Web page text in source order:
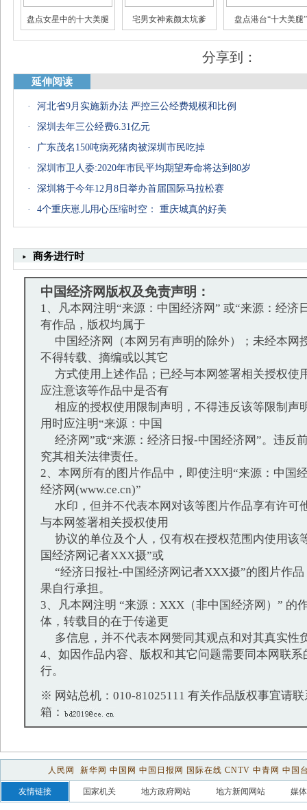
盘点女星中的十大美腿 宅男女神素颜太坑爹 盘点港台“十大美腿”
分享到：
延伸阅读
·
河北省9月实施新办法 严控三公经费规模和比例
·
深圳去年三公经费6.31亿元
·
广东茂名150吨病死猪肉被深圳市民吃掉
·
深圳市卫人委:2020年市民平均期望寿命将达到80岁
·
深圳将于今年12月8日举办首届国际马拉松赛
·
4个重庆崽儿用心压缩时空： 重庆城真的好美
商务进行时
中国经济网版权及免责声明：
1、凡本网注明“来源：中国经济网” 或“来源：经济
有作品，版权均属于
中国经济网（本网另有声明的除外）；未经本网
不得转载、摘编或以其它
方式使用上述作品；已经与本网签署相关授权使
应注意该等作品中是否有
相应的授权使用限制声明，不得违反该等限制声
用时应注明“来源：中国
经济网”或“来源：经济日报-中国经济网”。违反
究其相关法律责任。
2、本网所有的图片作品中，即使注明“来源：中国
经济网(www.ce.cn)”
水印，但并不代表本网对该等图片作品享有许可
与本网签署相关授权使用
协议的单位及个人，仅有权在授权范围内使用该
国经济网记者XXX摄”或
“经济日报社-中国经济网记者XXX摄”的图片作品
果自行承担。
3、凡本网注明 “来源：XXX（非中国经济网）” 的
体，转载目的在于传递更
多信息，并不代表本网赞同其观点和对其真实性
4、如因作品内容、版权和其它问题需要同本网联系
行。
※ 网站总机：010-81025111 有关作品版权事宜请联
箱：
人民网 新华网 中国网 中国日报网 国际在线 CNTV 中青网 中国
友情链接 国家机关 地方政府网站 地方新闻网站 媒